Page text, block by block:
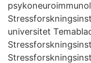
universitet